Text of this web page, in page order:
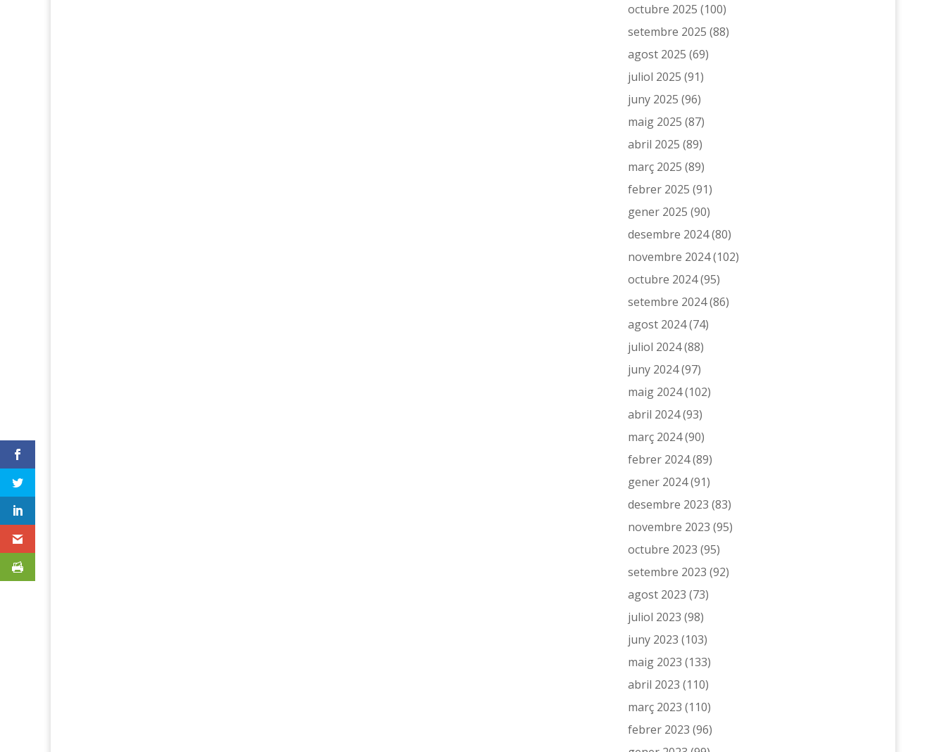
octubre 2025 (100)
setembre 2025 (88)
agost 2025 (69)
juliol 2025 (91)
juny 2025 (96)
maig 2025 (87)
abril 2025 (89)
març 2025 (89)
febrer 2025 (91)
gener 2025 (90)
desembre 2024(80)
novembre 2024(102)
octubre 2024(95)
setembre 2024(86)
agost 2024(74)
juliol 2024(88)
juny 2024(97)
maig 2024(102)
abril 2024(93)
març 2024(90)
febrer 2024(89)
gener 2024(91)
desembre 2023 (83)
novembre 2023 (95)
octubre 2023 (95)
setembre 2023 (92)
agost 2023 (73)
juliol 2023 (98)
juny 2023 (103)
maig 2023 (133)
abril 2023 (110)
març 2023 (110)
febrer 2023 (96)